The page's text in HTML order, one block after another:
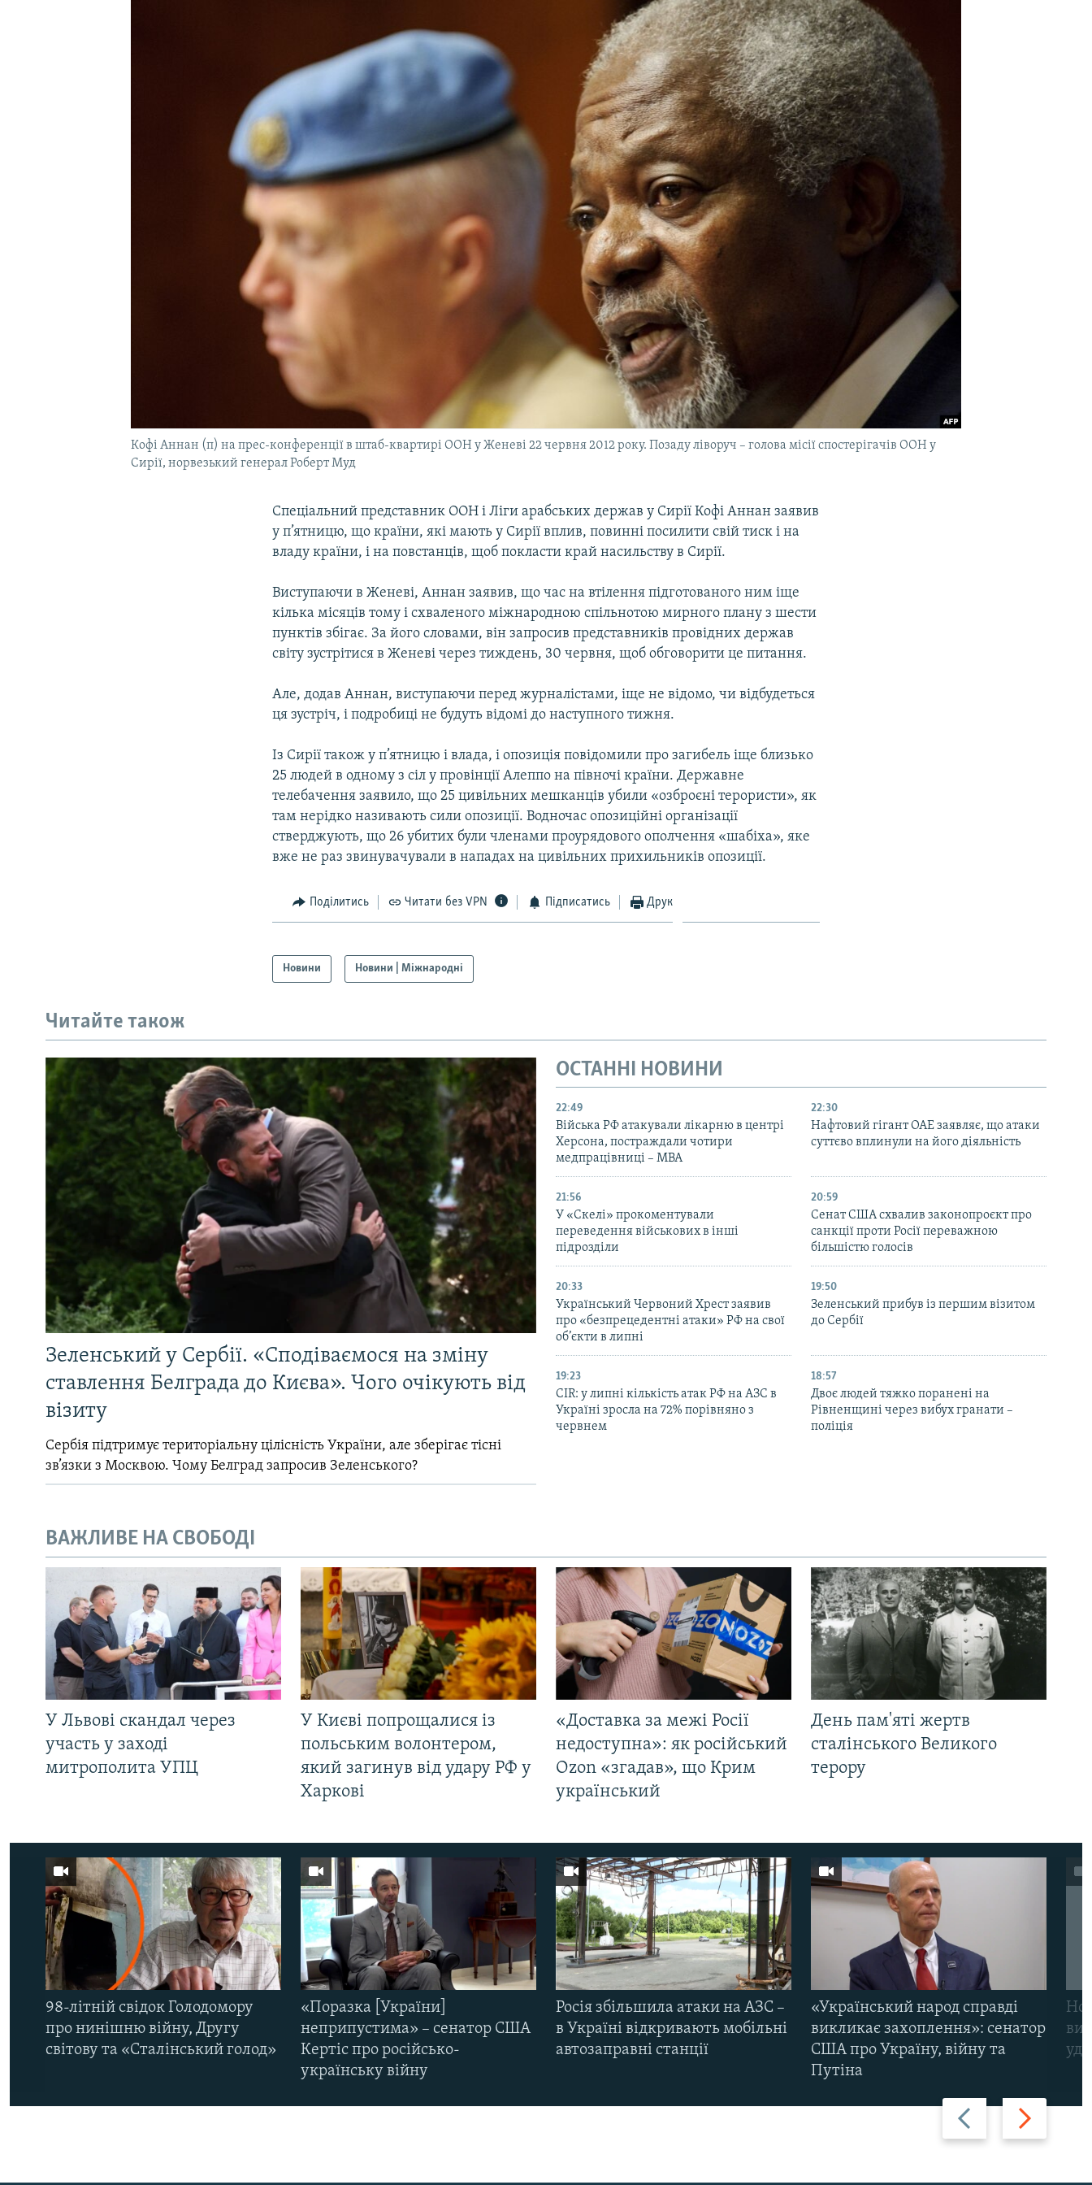
РУС
Кофі Аннан (п) на прес-конференції в штаб-квартирі ООН у Женеві 22 червня 2012 року. Позаду ліворуч – голова місії спостерігачів ООН у
Сирії, норвезький генерал Роберт Муд
Спеціальний представник ООН і Ліги арабських держав у Сирії Кофі Аннан заявив
у п’ятницю, що країни, які мають у Сирії вплив, повинні посилити свій тиск і на
владу країни, і на повстанців, щоб покласти край насильству в Сирії.
Виступаючи в Женеві, Аннан заявив, що час на втілення підготованого ним іще
кілька місяців тому і схваленого міжнародною спільнотою мирного плану з шести
пунктів збігає. За його словами, він запросив представників провідних держав
світу зустрітися в Женеві через тиждень, 30 червня, щоб обговорити це питання.
Але, додав Аннан, виступаючи перед журналістами, іще не відомо, чи відбудеться
ця зустріч, і подробиці не будуть відомі до наступного тижня.
Із Сирії також у п’ятницю і влада, і опозиція повідомили про загибель іще близько
25 людей в одному з сіл у провінції Алеппо на півночі країни. Державне
телебачення заявило, що 25 цивільних мешканців убили «озброєні терористи», як
там нерідко називають сили опозиції. Водночас опозиційні організації
стверджують, що 26 убитих були членами проурядового ополчення «шабіха», яке
вже не раз звинувачували в нападах на цивільних прихильників опозиції.
Поділитись Читати без VPN Підписатись Друк
Новини Новини | Міжнародні
Читайте також
Зеленський у Сербії. «Сподіваємося на зміну
ставлення Белграда до Києва». Чого очікують від
візиту
Сербія підтримує територіальну цілісність України, але зберігає тісні
зв’язки з Москвою. Чому Белград запросив Зеленського?
ОСТАННІ НОВИНИ
22:49
Війська РФ атакували лікарню в центрі
Херсона, постраждали чотири
медпрацівниці – МВА
22:30
Нафтовий гігант ОАЕ заявляє, що атаки
суттєво вплинули на його діяльність
21:56
У «Скелі» прокоментували
переведення військових в інші
підрозділи
20:59
Cенат США схвалив законопроєкт про
санкції проти Росії переважною
більшістю голосів
20:33
Український Червоний Хрест заявив
про «безпрецедентні атаки» РФ на свої
об’єкти в липні
19:50
Зеленський прибув із першим візитом
до Сербії
19:23
CIR: у липні кількість атак РФ на АЗС в
Україні зросла на 72% порівняно з
червнем
18:57
Двоє людей тяжко поранені на
Рівненщині через вибух гранати –
поліція
ВАЖЛИВЕ НА СВОБОДІ
У Львові скандал через
участь у заході
митрополита УПЦ
У Києві попрощалися із
польським волонтером,
який загинув від удару РФ у
Харкові
«Доставка за межі Росії
недоступна»: як російський
Ozon «згадав», що Крим
український
День пам'яті жертв
сталінського Великого
терору
Назад Вперед
98-літній свідок Голодомору
про нинішню війну, Другу
світову та «Сталінський голод»
«Поразка [України]
неприпустима» – сенатор США
Кертіс про російсько-
українську війну
Росія збільшила атаки на АЗС –
в Україні відкривають мобільні
автозаправні станції
«Український народ справді
викликає захоплення»: сенатор
США про Україну, війну та
Путіна